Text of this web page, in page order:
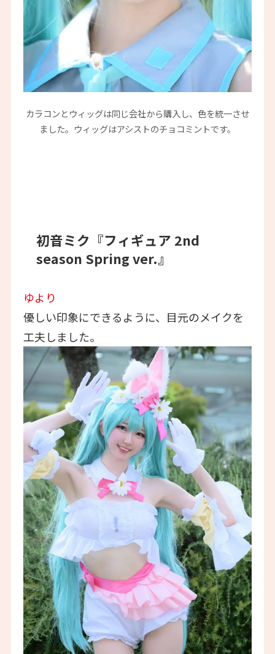
カラコンとウィッグは同じ会社から購入し、色を統一させ
ました。ウィッグはアシストのチョコミントです。
初音ミク『フィギュア 2nd
season Spring ver.』
ゆより
優しい印象にできるように、目元のメイクを
工夫しました。